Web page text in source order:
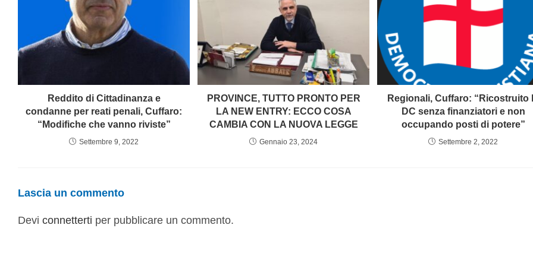
Reddito di Cittadinanza e
condanne per reati penali, Cuffaro:
“Modifiche che vanno riviste”
Settembre 9, 2022
PROVINCE, TUTTO PRONTO PER
LA NEW ENTRY: ECCO COSA
CAMBIA CON LA NUOVA LEGGE
Gennaio 23, 2024
Regionali, Cuffaro: “Ricostruito
DC senza finanziatori e non
occupando posti di potere”
Settembre 2, 2022
Lascia un commento
Devi connetterti per pubblicare un commento.